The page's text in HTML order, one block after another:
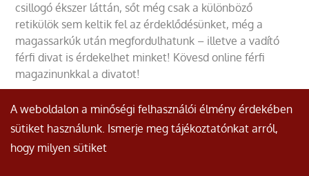
csillogó ékszer láttán, sőt még csak a különböző
retikülök sem keltik fel az érdeklődésünket, még a
magassarkúk után megfordulhatunk – illetve a vadító
férfi divat is érdekelhet minket! Kövesd online férfi
magazinunkkal a divatot!
© Minden jog fenntartva.
A weboldalon a minőségi felhasználói élmény érdekében
sütiket használunk. Ismerje meg tájékoztatónkat arról,
hogy milyen sütiket